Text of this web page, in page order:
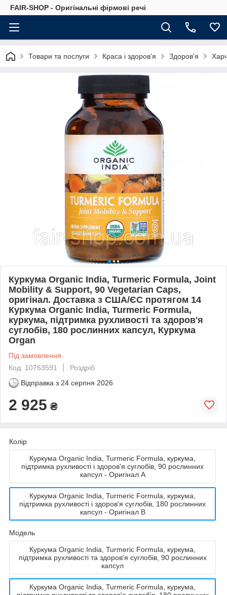
FAIR-SHOP - Оригінальні фірмові речі
Товари та послуги Краса і здоров'я Здоров'я
Куркума Organic India, Turmeric Formula, Joint
Mobility & Support, 90 Vegetarian Caps,
оригінал. Доставка з США/ЄС протягом 14
Куркума Organic India, Turmeric Formula,
куркума, підтримка рухливості та здоров'я
суглобів, 180 рослинних капсул, Куркума
Organ
Під замовлення
Код: 10763591
Роздріб
Відправка з 24 серпня 2026
2 925 ₴
Колір
Куркума Organic India, Turmeric Formula, куркума,
підтримка рухливості і здоров'я суглобів, 90 рослинних
капсул - Оригінал A
Куркума Organic India, Turmeric Formula, куркума,
підтримка рухливості і здоров'я суглобів, 180 рослинних
капсул - Оригінал B
Мoдель
Куркума Organic India, Turmeric Formula, куркума,
підтримка рухливості та здоров'я суглобів, 90 рослинних
капсул
Куркума Organic India, Turmeric Formula, куркума,